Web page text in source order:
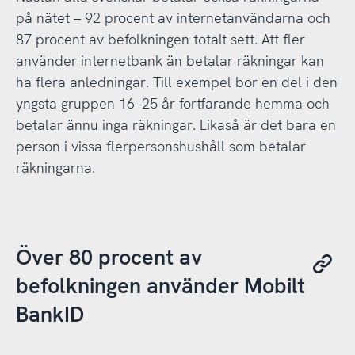
på nätet – 92 procent av internetanvändarna och
87 procent av befolkningen totalt sett. Att fler
använder internetbank än betalar räkningar kan
ha flera anledningar. Till exempel bor en del i den
yngsta gruppen 16–25 år fortfarande hemma och
betalar ännu inga räkningar. Likaså är det bara en
person i vissa flerpersonshushåll som betalar
räkningarna.
Över 80 procent av
befolkningen använder Mobilt
BankID